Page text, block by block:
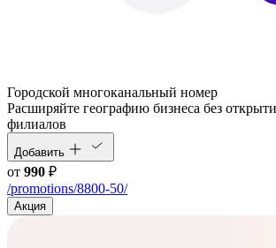
Городской многоканальный номер
Расширяйте географию бизнеса без
филиалов
Добавить
от 990 ₽
/promotions/8800-50/
Акция